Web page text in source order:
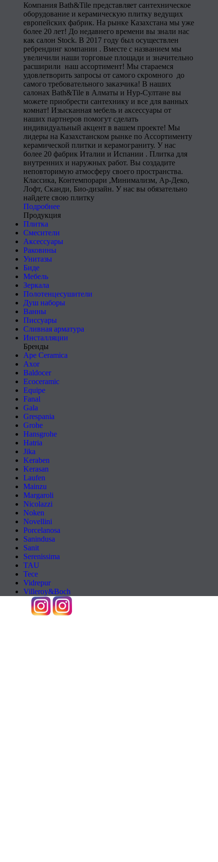
Компания Bath&Tile представляет сантехническое
оборудование и керамическую плитку ведущих
европейских фабрик. На рынке Казахстана мы уже
более 20 лет! До недавнего времени вы знали нас
как салон Stock. В 2017 году был осуществлен
ребрендинг компании . Вместе с названием мы
увеличили наши торговые площади и значительно
расширили наш ассортимент! Мы стараемся
удовлетворить запросы от самого скромного до
самого требовательного заказчика! В наших
салонах Bath&Tile в Алматы и Нур-Султане вы
можете приобрести сантехнику и все для ванных
комнат! Изысканная мебель и аксессуары от
наших партнеров помогут сделать
индивидуальный акцент в вашем проекте! Мы
лидеры на Казахстанском рынке по Ассортименту
керамической плитки и керамограниту. У нас
более 20 фабрик Италии и Испании . Плитка для
внутренних и наружных работ. Вы создадите
неповторимую атмосферу своего пространства.
Классика, Контемпорари ,Минимализм, Ар-Деко,
Лофт, Сканди, Био-дизайн. У нас вы обязательно
найдете свою плитку
Подробнее
Продукция
Плитка
Смесители
Аксессуары
Раковины
Унитазы
Биде
Мебель
Зеркала
Полотенцесушители
Душ наборы
Ванны
Писсуары
Сливная арматура
Инсталляции
Бренды
Ape Ceramica
Axor
Baldocer
Ecoceramic
Equipe
Fanal
Gala
Grespania
Grohe
Hansgrohe
Hatria
Jika
Keraben
Kerasan
Laufen
Mainzu
Margaroli
Nicolazzi
Noken
Novellini
Porcelanosa
Sanindusa
Sanit
Serenissima
TAU
Tece
Vidrepur
Villeroy&Boch